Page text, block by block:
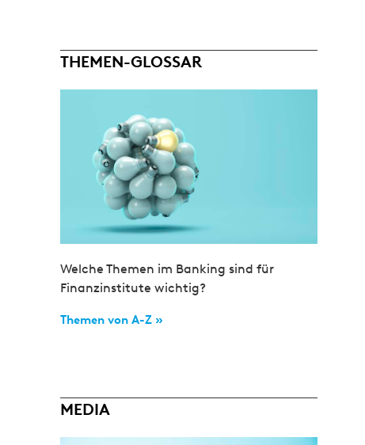
THEMEN-GLOSSAR
Welche Themen im Banking sind für
Finanzinstitute wichtig?
Themen von A-Z »
MEDIA